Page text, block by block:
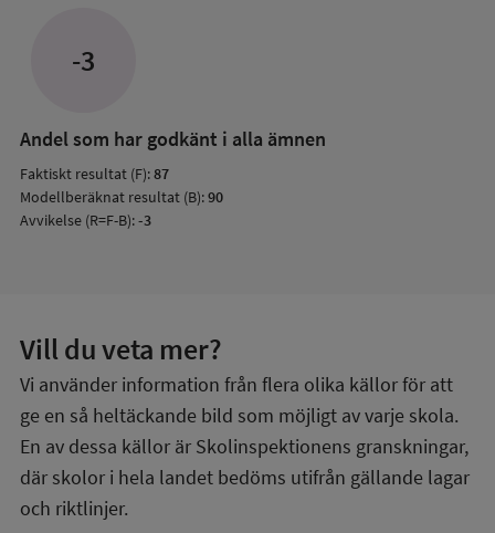
-3
Andel som har godkänt i alla ämnen
Faktiskt resultat (F):87
Modellberäknat resultat (B):90
Avvikelse (R=F-B):-3
Vill du veta mer?
Vi använder information från flera olika källor för att
ge en så heltäckande bild som möjligt av varje skola.
En av dessa källor är Skolinspektionens granskningar,
där skolor i hela landet bedöms utifrån gällande lagar
och riktlinjer.